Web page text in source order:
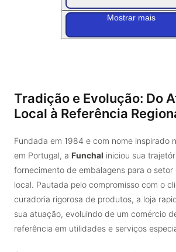
Mostrar mais
Tradição e Evolução: Do
Local à Referência
Fundada em 1984 e com nome inspirado
em Portugal, a Funchal iniciou sua
fornecimento de embalagens para o setor
local. Pautada pelo compromisso com o
curadoria rigorosa de produtos, a loja
sua atuação, evoluindo de um comércio
referência em utilidades e serviços